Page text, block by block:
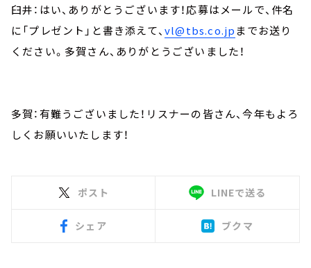
臼井：はい、ありがとうございます！応募はメールで、件名
に「プレゼント」と書き添えて、vl@tbs.co.jp までお送り
ください。多賀さん、ありがとうございました！
多賀：有難うございました！リスナーの皆さん、今年もよろ
しくお願いいたします！
ポスト LINEで送る
シェア ブクマ